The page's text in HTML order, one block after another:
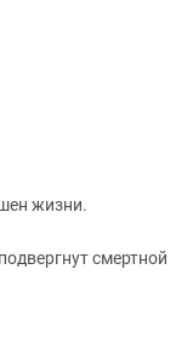
жизни.
смертной